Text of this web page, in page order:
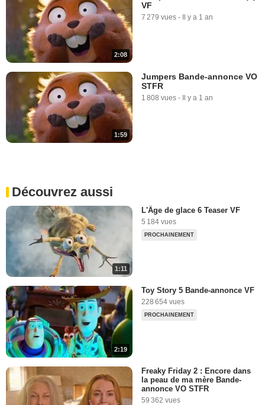
2:08
VF
7 279 vues - Il y a 1 an
1:59
Jumpers Bande-annonce VO
STFR
1 808 vues - Il y a 1 an
Découvrez aussi
1:11
L'Âge de glace 6 Teaser VF
5 184 vues
PROCHAINEMENT
2:19
Toy Story 5 Bande-annonce VF
228 654 vues
PROCHAINEMENT
Freaky Friday 2 : Encore dans
la peau de ma mère Bande-
annonce VO STFR
59 362 vues